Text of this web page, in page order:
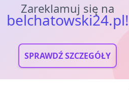
Zareklamuj się na
belchatowski24.pl!
SPRAWDŹ SZCZEGÓŁY